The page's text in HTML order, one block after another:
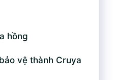
hồng
vệ thành Cruya